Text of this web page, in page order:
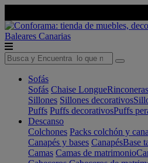
Baleares Canarias
Sofás
Sofás Chaise LongueRinconeras
Sillones Sillones decorativos
Puffs Puffs decorativosPuffs
Descanso
Colchones Packs colchón y
Canapés y bases CanapésBase
Camas Camas de matrimonio